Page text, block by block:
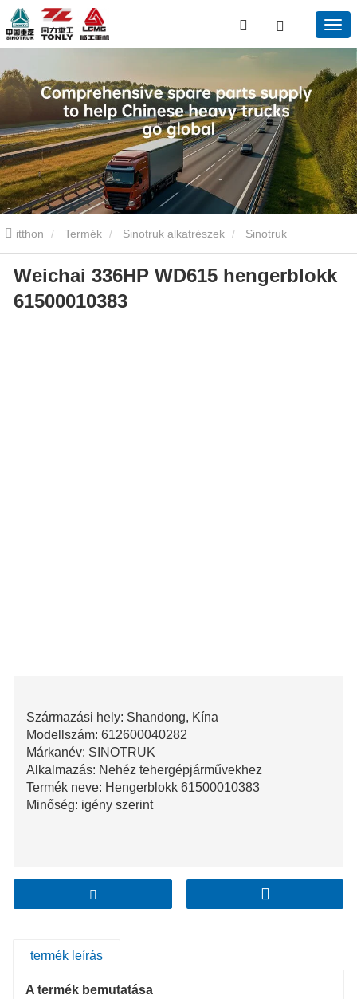
itthon Termék Sinotruk alkatrészek Sinotruk
motoralkatrészek WEICAI 336HP WD615 FOGNAL BLOCK
61500010383
Weichai 336HP WD615 hengerblokk
61500010383
Származási hely: Shandong, Kína
Modellszám: 612600040282
Márkanév: SINOTRUK
Alkalmazás: Nehéz tehergépjárművekhez
Termék neve: Hengerblokk 61500010383
Minőség: igény szerint
termék leírás
A termék bemutatása